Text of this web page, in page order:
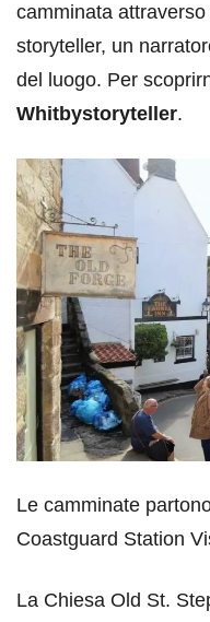
camminata
storyteller, un
del luogo. Per
Whitbystoryteller.
Le camminate
Coastguard Station
La Chiesa Old St.